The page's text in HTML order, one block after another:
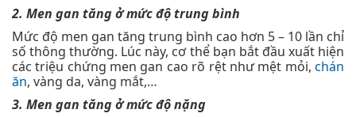
2. Men gan tăng ở mức độ trung bình
Mức độ men gan tăng trung bình cao hơn 5 – 10 lần chỉ
số thông thường. Lúc này, cơ thể bạn bắt đầu xuất hiện
các triệu chứng men gan cao rõ rệt như mệt mỏi, chán
ăn, vàng da, vàng mắt,…
3. Men gan tăng ở mức độ nặng